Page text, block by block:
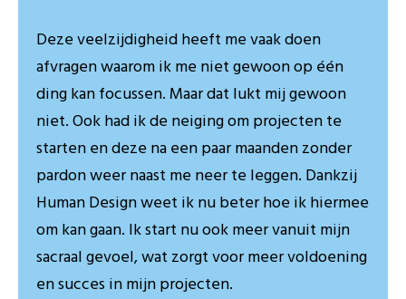
Deze veelzijdigheid heeft me vaak doen
afvragen waarom ik me niet gewoon op één
ding kan focussen. Maar dat lukt mij gewoon
niet. Ook had ik de neiging om projecten te
starten en deze na een paar maanden zonder
pardon weer naast me neer te leggen. Dankzij
Human Design weet ik nu beter hoe ik hiermee
om kan gaan. Ik start nu ook meer vanuit mijn
sacraal gevoel, wat zorgt voor meer voldoening
en succes in mijn projecten.